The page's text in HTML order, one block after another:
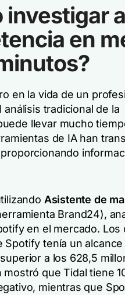
investigar
en
en la vida de un
análisis tradicional de la
llevar mucho
de IA han
Asistente de
Brand24),
en el mercado. Los
Spotify tenía un alcance
a los 628,5
mostró que Tidal tiene
mientras que